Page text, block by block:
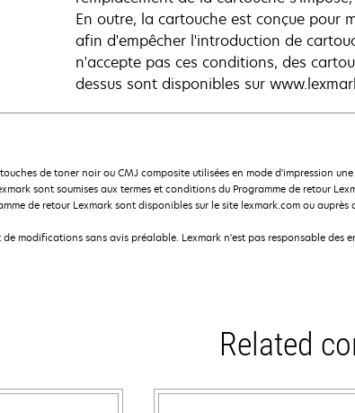
En outre, la cartouche est conçue pour
afin d'empêcher l'introduction de
n'accepte pas ces conditions, des
dessus sont disponibles sur
de toner noir ou CMJ composite utilisées en mode d'impression
sont soumises aux termes et conditions du Programme de retour
de retour Lexmark sont disponibles sur le site lexmark.com ou
modifications sans avis préalable. Lexmark n'est pas responsable des
Related